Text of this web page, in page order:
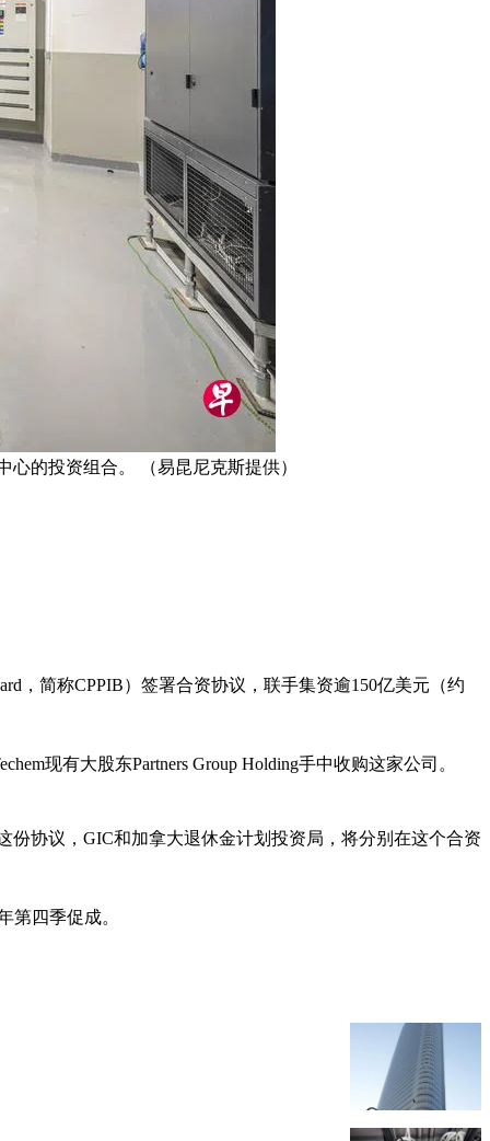
的投资组合。 （易昆尼克斯提供）
，简称CPPIB）签署合资协议，联手集资逾150亿美元（约
现有大股东Partners Group Holding手中收购这家公司。
协议，GIC和加拿大退休金计划投资局，将分别在这个合资
第四季促成。